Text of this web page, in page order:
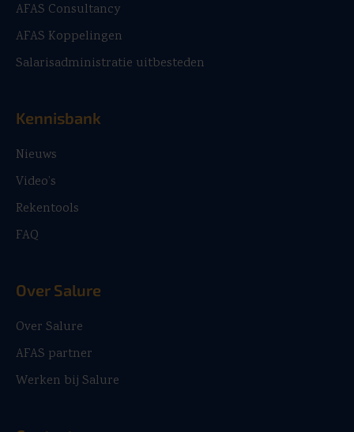
AFAS Consultancy
AFAS Koppelingen
Salarisadministratie uitbesteden
Kennisbank
Nieuws
Video’s
Rekentools
FAQ
Over Salure
Over Salure
AFAS partner
Werken bij Salure